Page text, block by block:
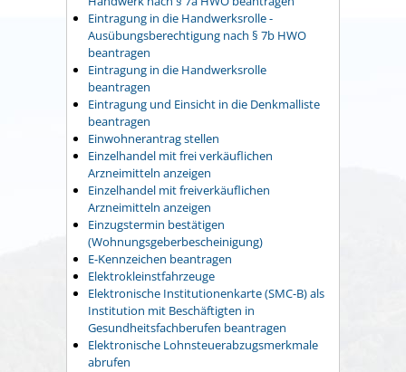
Eintragung in die Handwerksrolle -
Ausübungsberechtigung nach § 7b HWO
beantragen
Eintragung in die Handwerksrolle
beantragen
Eintragung und Einsicht in die Denkmalliste
beantragen
Einwohnerantrag stellen
Einzelhandel mit frei verkäuflichen
Arzneimitteln anzeigen
Einzelhandel mit freiverkäuflichen
Arzneimitteln anzeigen
Einzugstermin bestätigen
(Wohnungsgeberbescheinigung)
E-Kennzeichen beantragen
Elektrokleinstfahrzeuge
Elektronische Institutionenkarte (SMC-B) als
Institution mit Beschäftigten in
Gesundheitsfachberufen beantragen
Elektronische Lohnsteuerabzugsmerkmale
abrufen